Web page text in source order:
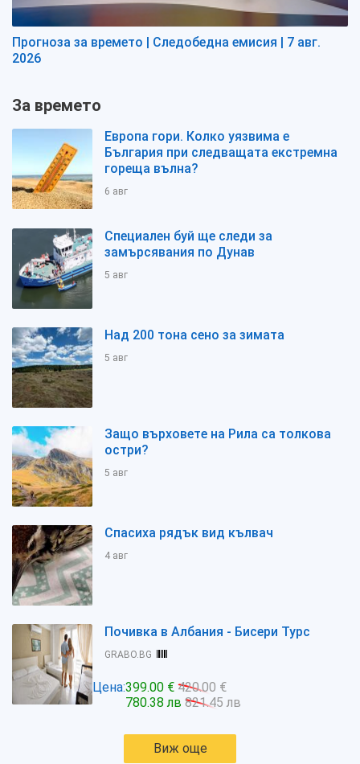
Прогноза за времето | Следобедна емисия | 7 авг.
2026
За времето
Европа гори. Колко уязвима е
България при следващата екстремна
гореща вълна?
6 авг
Специален буй ще следи за
замърсявания по Дунав
5 авг
Над 200 тона сено за зимата
5 авг
Защо върховете на Рила са толкова
остри?
5 авг
Спасиха рядък вид кълвач
4 авг
Почивка в Албания - Бисери Турс
GRABO.BG
Цена:399.00 € 420.00 €
780.38 лв 821.45 лв
Виж още